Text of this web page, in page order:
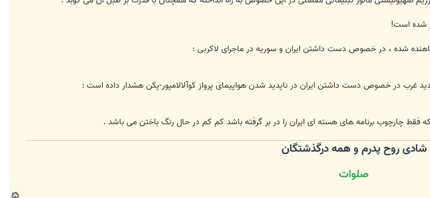
شده است!
شده ، در خصوص دست داشتن ایران و سوریه در ماجرای لاکربی :
غرب در خصوص دست داشتن ایران در ناپدید شدن هواپیمای پرواز کوآلالامپور-پکن هشدار داده است :
چارچوب برنامه های هسته ای ایران را در بر گرفته باشد کم کم در حال رنگ باختن می باشد .
شادی روح پدرم و همه درگذشتگان
صلوات